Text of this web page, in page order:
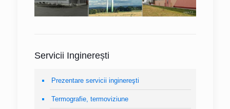
Servicii Inginerești
Prezentare servicii inginereşti
Termografie, termoviziune